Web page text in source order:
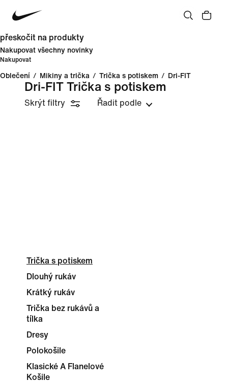
přeskočit na produkty
Nakupovat všechny novinky
Nakupovat
Oblečení / Mikiny a trička / Trička s potiskem / Dri-FIT
Dri-FIT Trička s potiskem
Skrýt filtry Řadit podle
Trička s potiskem
Dlouhý rukáv
Krátký rukáv
Trička bez rukávů a
tílka
Dresy
Polokošile
Klasické A Flanelové
Košile